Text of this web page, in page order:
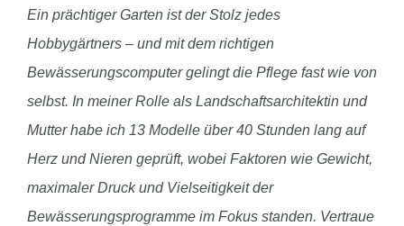
Ein prächtiger Garten ist der Stolz jedes
Hobbygärtners – und mit dem richtigen
Bewässerungscomputer gelingt die Pflege fast wie von
selbst. In meiner Rolle als Landschaftsarchitektin und
Mutter habe ich 13 Modelle über 40 Stunden lang auf
Herz und Nieren geprüft, wobei Faktoren wie Gewicht,
maximaler Druck und Vielseitigkeit der
Bewässerungsprogramme im Fokus standen. Vertraue